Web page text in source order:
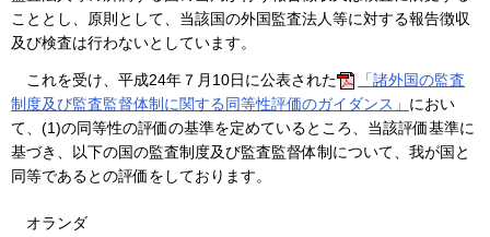
こととし、原則として、当該国の外国監査法人等に対する報告徴収
及び検査は行わないとしています。
これを受け、平成24年７月10日に公表された
「諸外国の監査
制度及び監査監督体制に関する同等性評価のガイダンス」 におい
て、(1)の同等性の評価の基準を定めているところ、当該評価基準に
基づき、以下の国の監査制度及び監査監督体制について、我が国と
同等であるとの評価をしております。
オランダ